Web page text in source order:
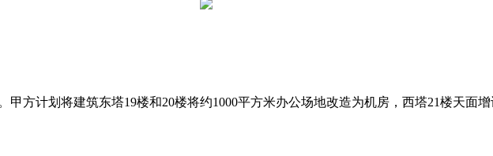
方计划将建筑东塔19楼和20楼将约1000平方米办公场地改造为机房，西塔21楼天面